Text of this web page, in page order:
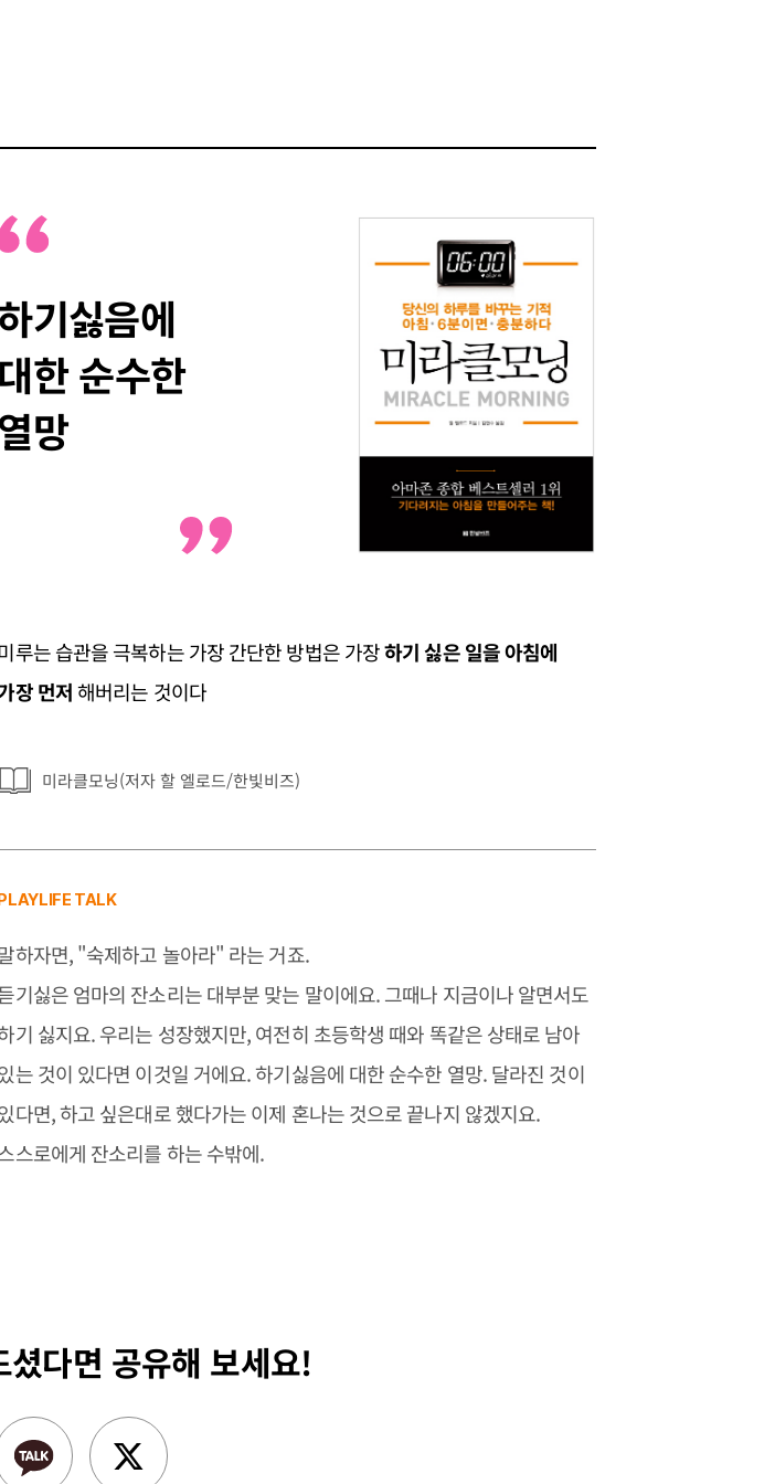
기싫음에
대한 순수한
망
루는 습관을 극복하는 가장 간단한 방법은 가장하기 싫은 일을 아침에
장 먼저해버리는 것이다
미라클모닝(저자 할 엘로드/한빛비즈)
TALK
하자면, "숙제하고 놀아라" 라는 거죠.
기싫은 엄마의 잔소리는 대부분 맞는 말이에요. 그때나 지금이나 알면서도
기 싫지요. 우리는 성장했지만, 여전히 초등학생 때와 똑같은 상태로 남아
는 것이 있다면 이것일 거에요. 하기싫음에 대한 순수한 열망. 달라진 것이
다면, 하고 싶은대로 했다가는 이제 혼나는 것으로 끝나지 않겠지요.
스로에게 잔소리를 하는 수밖에.
다면 공유해 보세요!